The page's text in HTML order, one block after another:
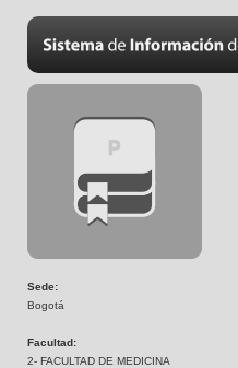
Sede:
Bogotá
Facultad:
2- FACULTAD DE MEDICINA